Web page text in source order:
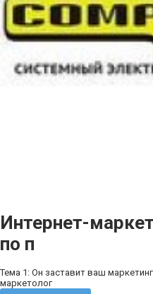
Интернет-
по п
Тема 1: Он заставит ваш
маркетолог